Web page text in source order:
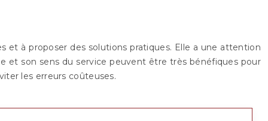
et à proposer des solutions pratiques. Elle a une attention
et son sens du service peuvent être très bénéfiques pour
les erreurs coûteuses.